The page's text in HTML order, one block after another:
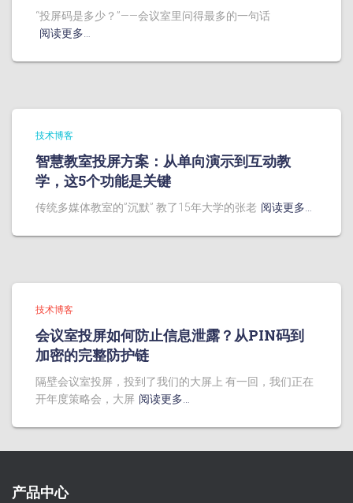
“投屏码是多少？”——会议室里问得最多的一句话
阅读更多…
技术博客
智慧教室投屏方案：从单向演示到互动教
学，这5个功能是关键
传统多媒体教室的”沉默” 教了15年大学的张老 阅读更多…
技术博客
会议室投屏如何防止信息泄露？从PIN码到
加密的完整防护链
隔壁会议室投屏，投到了我们的大屏上 有一回，我们正在
开年度策略会，大屏 阅读更多…
产品中心